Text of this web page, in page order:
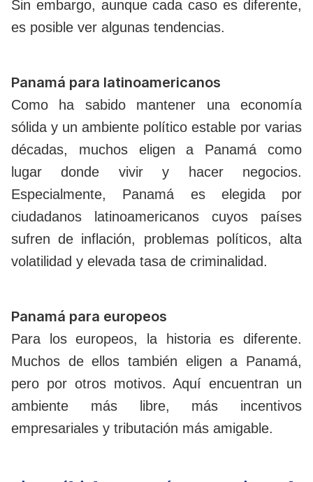
Sin embargo, aunque cada caso es diferente,
es posible ver algunas tendencias.
Panamá para latinoamericanos
Como ha sabido mantener una economía
sólida y un ambiente político estable por varias
décadas, muchos eligen a Panamá como
lugar donde vivir y hacer negocios.
Especialmente, Panamá es elegida por
ciudadanos latinoamericanos cuyos países
sufren de inflación, problemas políticos, alta
volatilidad y elevada tasa de criminalidad.
Panamá para europeos
Para los europeos, la historia es diferente.
Muchos de ellos también eligen a Panamá,
pero por otros motivos. Aquí encuentran un
ambiente más libre, más incentivos
empresariales y tributación más amigable.